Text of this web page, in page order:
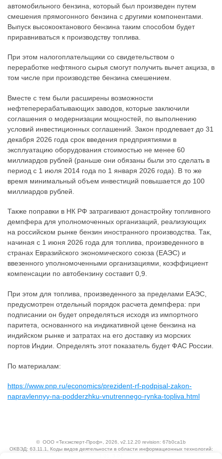
автомобильного бензина, который был произведен путем
смешения прямогонного бензина с другими компонентами.
Выпуск высокооктанового бензина таким способом будет
приравниваться к производству топлива.
При этом налогоплательщики со свидетельством о
переработке нефтяного сырья смогут получить вычет акциза, в
том числе при производстве бензина смешением.
Вместе с тем были расширены возможности
нефтеперерабатывающих заводов, которые заключили
соглашения о модернизации мощностей, по выполнению
условий инвестиционных соглашений. Закон продлевает до 31
декабря 2026 года срок введения предприятиями в
эксплуатацию оборудования стоимостью не менее 60
миллиардов рублей (раньше они обязаны были это сделать в
период с 1 июля 2014 года по 1 января 2026 года). В то же
время минимальный объем инвестиций повышается до 100
миллиардов рублей.
Также поправки в НК РФ затрагивают донастройку топливного
демпфера для уполномоченных организаций, реализующих
на российском рынке бензин иностранного производства. Так,
начиная с 1 июня 2026 года для топлива, произведенного в
странах Евразийского экономического союза (ЕАЭС) и
ввезенного уполномоченными организациями, коэффициент
компенсации по автобензину составит 0,9.
При этом для топлива, произведенного за пределами ЕАЭС,
предусмотрен отдельный порядок расчета демпфера: при
подписании он будет определяться исходя из импортного
паритета, основанного на индикативной цене бензина на
индийском рынке и затратах на его доставку из морских
портов Индии. Определять этот показатель будет ФАС России.
По материалам:
https://www.pnp.ru/economics/prezident-rf-podpisal-zakon-
napravlennyy-na-podderzhku-vnutrennego-rynka-topliva.html
© ООО «Техэксперт-Проф» , 2026, v2.12.20 revision: 67b0ca1b
ОКВЭД: 63.11.1, Коды видов деятельности в области информационных технологий: